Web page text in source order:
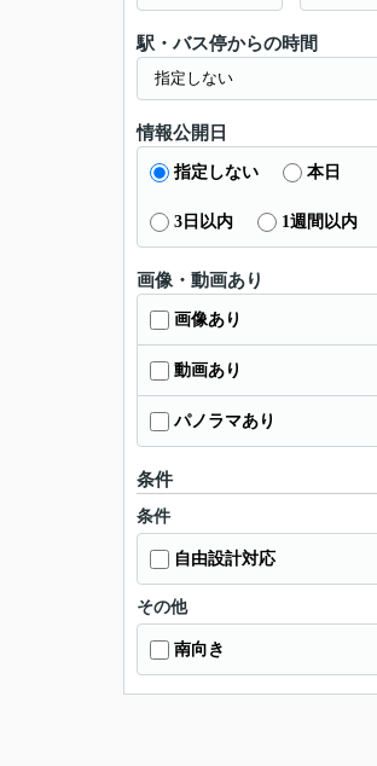
駅・バス停からの時間
情報公開日
指定しない 本日
3日以内 1週間以内
画像・動画あり
画像あり
動画あり
パノラマあり
条件
条件
自由設計対応
その他
南向き